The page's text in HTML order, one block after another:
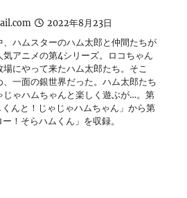
2022年8月23日
ハムスターのハム太郎と仲間たちが
アニメの第4シリーズ。ロコちゃん
にやって来たハム太郎たち。そこ
一面の銀世界だった。ハム太郎たち
じゃハムちゃんと楽しく遊ぶが…。第
んと！じゃじゃハムちゃん」から第
！そらハムくん」を収録。